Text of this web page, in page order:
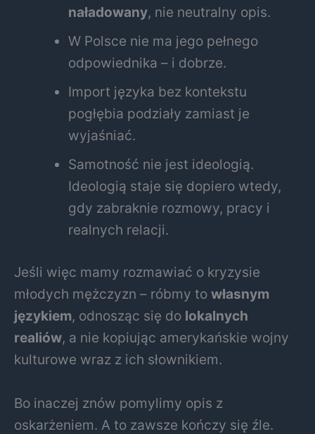
naładowany, nie neutralny opis.
W Polsce nie ma jego pełnego
odpowiednika – i dobrze.
Import języka bez kontekstu
pogłębia podziały zamiast je
wyjaśniać.
Samotność nie jest ideologią.
Ideologią staje się dopiero wtedy,
gdy zabraknie rozmowy, pracy i
realnych relacji.
Jeśli więc mamy rozmawiać o kryzysie
młodych mężczyzn – róbmy to własnym
językiem, odnosząc się do lokalnych
realiów, a nie kopiując amerykańskie wojny
kulturowe wraz z ich słownikiem.
Bo inaczej znów pomylimy opis z
oskarżeniem. A to zawsze kończy się źle.